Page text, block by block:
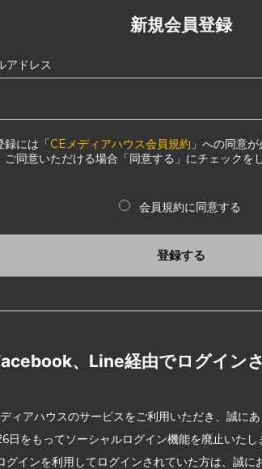
新規会員登録
アドレス
録には「CEメディアハウス会員規約 」への同意
ご同意いただける場合「同意する」にチェックを
会員規約に同意する
登録する
、Line経由でログイン
ィアハウスのサービスをご利用いただき、誠にあ
日をもってソーシャルログイン機能を廃止いたし
グインを利用してログインされていた方は、誠に